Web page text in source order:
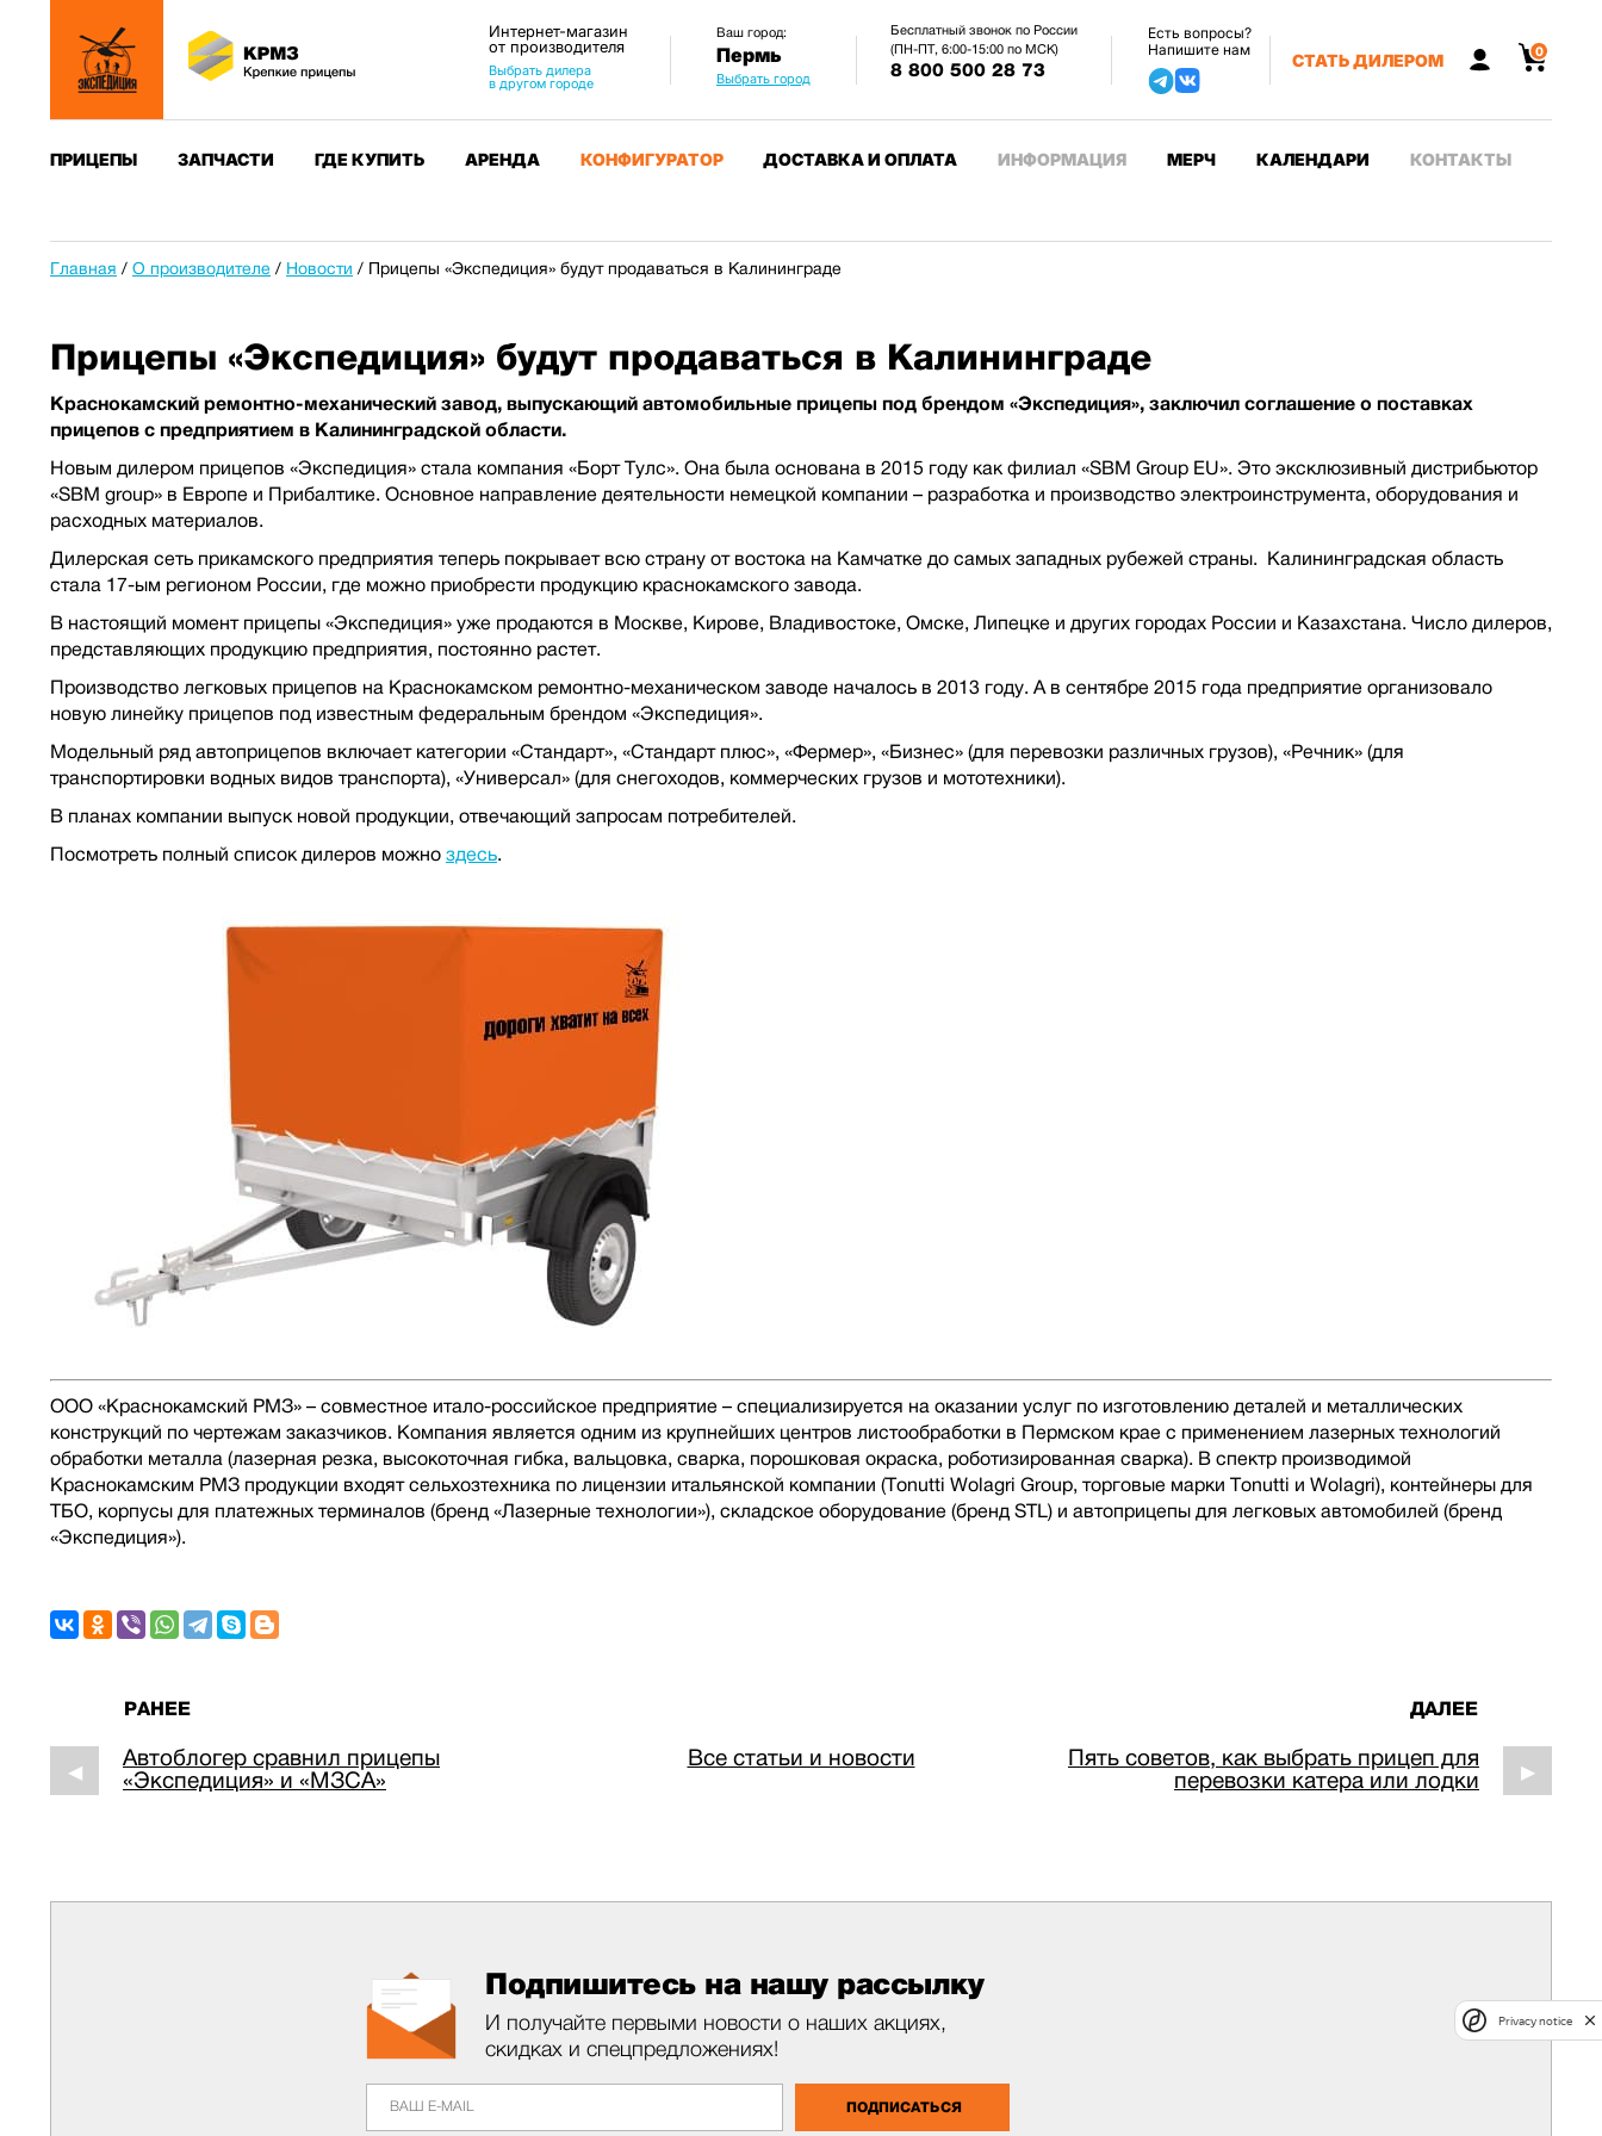
Интернет-магазин
от производителя
Выбрать дилера
в другом городе
Ваш город:
Пермь
Выбрать город
Бесплатный звонок по России
(ПН-ПТ, 6:00-15:00 по МСК)
8 800 500 28 73
Есть вопросы?
Напишите нам
СТАТЬ ДИЛЕРОМ 0
ПРИЦЕПЫ ЗАПЧАСТИ ГДЕ КУПИТЬ АРЕНДА КОНФИГУРАТОР ДОСТАВКА И ОПЛАТА ИНФОРМАЦИЯ МЕРЧ КАЛЕНДАРИ КОНТАКТЫ
Главная / О производителе / Новости / Прицепы «Экспедиция» будут продаваться в Калининграде
Прицепы «Экспедиция» будут продаваться в Калининграде
Краснокамский ремонтно-механический завод, выпускающий автомобильные прицепы под брендом «Экспедиция», заключил соглашение о поставках
прицепов с предприятием в Калининградской области.
Новым дилером прицепов «Экспедиция» стала компания «Борт Тулс». Она была основана в 2015 году как филиал «SBM Group EU». Это эксклюзивный дистрибьютор
«SBM group» в Европе и Прибалтике. Основное направление деятельности немецкой компании – разработка и производство электроинструмента, оборудования и
расходных материалов.
Дилерская сеть прикамского предприятия теперь покрывает всю страну от востока на Камчатке до самых западных рубежей страны. Калининградская область
стала 17-ым регионом России, где можно приобрести продукцию краснокамского завода.
В настоящий момент прицепы «Экспедиция» уже продаются в Москве, Кирове, Владивостоке, Омске, Липецке и других городах России и Казахстана. Число дилеров,
представляющих продукцию предприятия, постоянно растет.
Производство легковых прицепов на Краснокамском ремонтно-механическом заводе началось в 2013 году. А в сентябре 2015 года предприятие организовало
новую линейку прицепов под известным федеральным брендом «Экспедиция».
Модельный ряд автоприцепов включает категории «Стандарт», «Стандарт плюс», «Фермер», «Бизнес» (для перевозки различных грузов), «Речник» (для
транспортировки водных видов транспорта), «Универсал» (для снегоходов, коммерческих грузов и мототехники).
В планах компании выпуск новой продукции, отвечающий запросам потребителей.
Посмотреть полный список дилеров можно здесь.
ООО «Краснокамский РМЗ» – совместное итало-российское предприятие – специализируется на оказании услуг по изготовлению деталей и металлических
конструкций по чертежам заказчиков. Компания является одним из крупнейших центров листообработки в Пермском крае с применением лазерных технологий
обработки металла (лазерная резка, высокоточная гибка, вальцовка, сварка, порошковая окраска, роботизированная сварка). В спектр производимой
Краснокамским РМЗ продукции входят сельхозтехника по лицензии итальянской компании (Tonutti Wolagri Group, торговые марки Tonutti и Wolagri), контейнеры для
ТБО, корпусы для платежных терминалов (бренд «Лазерные технологии»), складское оборудование (бренд STL) и автоприцепы для легковых автомобилей (бренд
«Экспедиция»).
РАНЕЕ
◀
Автоблогер сравнил прицепы
«Экспедиция» и «МЗСА»
Все статьи и новости
ДАЛЕЕ
Пять советов, как выбрать прицеп для
перевозки катера или лодки
▶
Подпишитесь на нашу рассылку
И получайте первыми новости о наших акциях,
скидках и спецпредложениях!
ПОДПИСАТЬСЯ
Privacy notice